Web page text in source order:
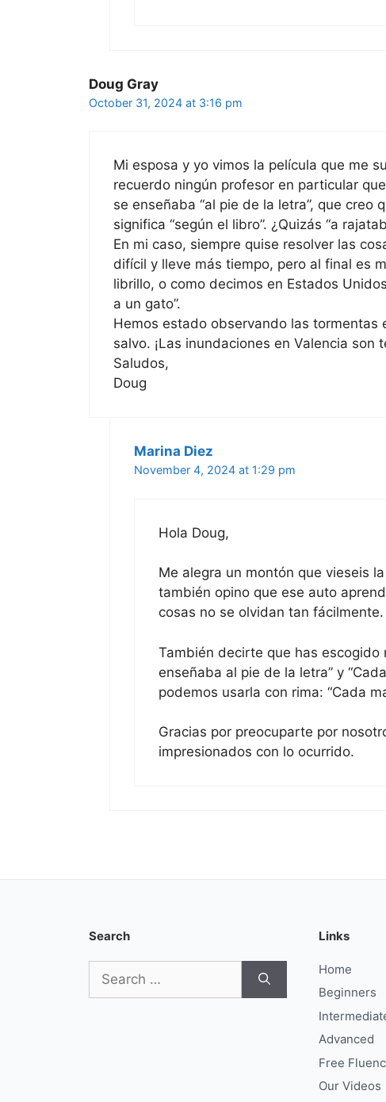
Doug Gray
October 31, 2024 at 3:16 pm
Mi esposa y yo vimos la película que me
recuerdo ningún profesor en particular
se enseñaba “al pie de la letra”, que creo
significa “según el libro”. ¿Quizás “a
En mi caso, siempre quise resolver las
difícil y lleve más tiempo, pero al final es
librillo, o como decimos en Estados
a un gato”.
Hemos estado observando las tormentas
salvo. ¡Las inundaciones en Valencia son
Saludos,
Doug
Marina Diez
November 4, 2024 at 1:29 pm
Hola Doug,
Me alegra un montón que vieseis
también opino que ese auto
cosas no se olvidan tan fácilmente.
También decirte que has escogido
enseñaba al pie de la letra” y
podemos usarla con rima: “Cada
Gracias por preocuparte por
impresionados con lo ocurrido.
Search
for:
Links
Home
Beginners
Advanced
Free
Our Videos